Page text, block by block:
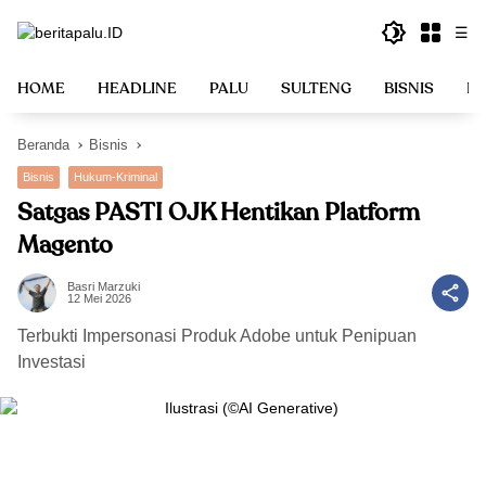
☰
HOME HEADLINE PALU SULTENG BISNIS
Beranda Bisnis
Bisnis Hukum-Kriminal
Satgas PASTI OJK Hentikan Platform
Magento
Basri Marzuki
12 Mei 2026
Terbukti Impersonasi Produk Adobe untuk Penipuan
Investasi